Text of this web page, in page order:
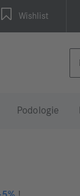
Wishlist
Podologie